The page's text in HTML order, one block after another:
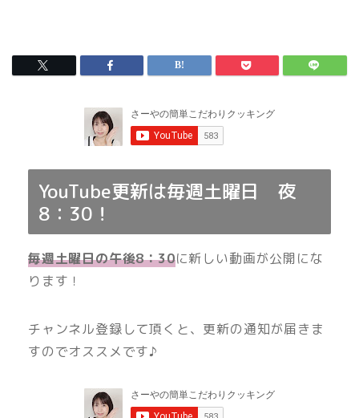
YouTube更新は毎週土曜日 夜
8：30！
毎週土曜日の午後8：30に新しい動画が公開にな
ります！
チャンネル登録して頂くと、更新の通知が届きま
すのでオススメです♪